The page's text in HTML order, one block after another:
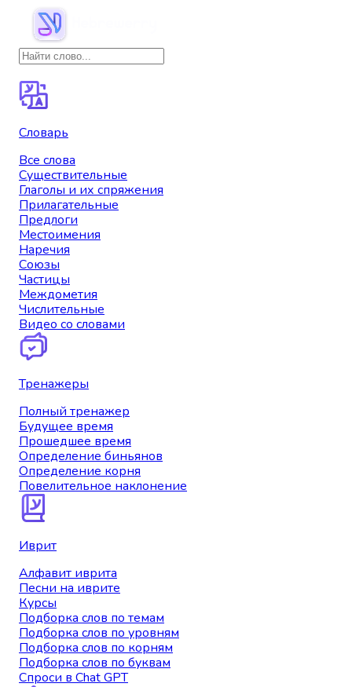
Словарь
Все слова
Существительные
Глаголы и их спряжения
Прилагательные
Предлоги
Местоимения
Наречия
Союзы
Частицы
Междометия
Числительные
Видео со словами
Тренажеры
Полный тренажер
Будущее время
Прошедшее время
Определение биньянов
Определение корня
Повелительное наклонение
Иврит
Алфавит иврита
Песни на иврите
Курсы
Подборка слов по темам
Подборка слов по уровням
Подборка слов по корням
Подборка слов по буквам
Спроси в Chat GPT